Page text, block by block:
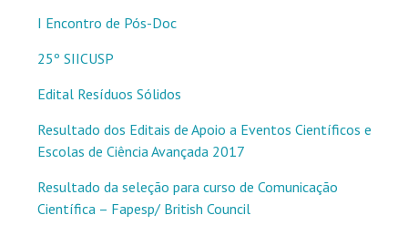
I Encontro de Pós-Doc
25º SIICUSP
Edital Resíduos Sólidos
Resultado dos Editais de Apoio a Eventos Científicos e
Escolas de Ciência Avançada 2017
Resultado da seleção para curso de Comunicação
Científica – Fapesp/ British Council